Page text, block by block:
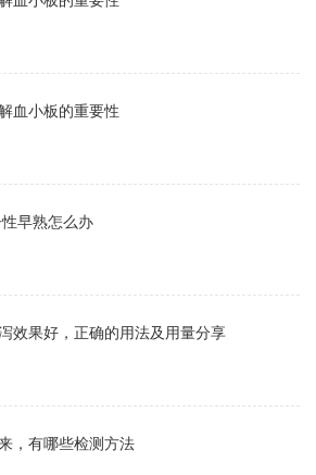
血小板的重要性
早熟怎么办
效果好，正确的用法及用量分享
，有哪些检测方法